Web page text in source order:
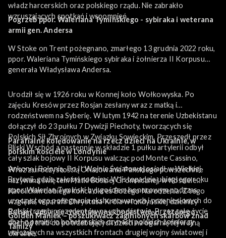
władz harcerskich oraz polskiego rządu. Nie zabrakło
wzruszających spotkań i wspomnień.
Pogrzeb ppor. Waleriana Tymińskiego - sybiraka i weterana
armii gen. Andersa
W Stoke on Trent pożegnano, zmarłego 13 grudnia 2022 roku,
ppor. Waleriana Tymińskiego sybiraka i żołnierza II Korpusu
generała Władysława Andersa.
Urodził się w 1926 roku w Konnej koło Wołkowyska. Po
zajęciu Kresów przez Rosjan zesłany wraz z matką i
rodzeństwem na Syberię. W lutym 1942 na terenie Uzbekistanu
dołączył do 23 pułku 7 Dywizji Piechoty, tworzących się
Polskich Sił Zbrojnych w Związku Sowieckim. Przeszedł przez
Bliski Wschód a następnie w składzie 1 pułku artylerii odbył
cały szlak bojowy II Korpusu walcząc pod Monte Cassino,
Ankoną i Bolonią. Po II Wojnie Światowej osiadł w Wielkiej
Brytanii, gdzie założył rodzinę. W listopadzie ubiegłego roku
ppor. Walerian Tymiński był gościem honorowym podczas
uroczystego pożegnania ekshumowanych i przeniesionych do
Polski trzech prezydentów na uchodźstwie. Przez całe życie
dbał o pamięć o bohaterskich czynach polskich żołnierzy
walczących na wszystkich frontach drugiej wojny światowej i
Parafialne kolędowanie na rzecz dzieci na Ukrainie, w
polskim kościele w Londynie
Wraz z uroczystością Ofiarowania Pańskiego powszechnie
nazywaną świętem Matki Boskiej Gromnicznej, w Kościele
Katolickim dobiega końca okres Bożego Narodzenia. Z tego
względu, w parafii Chrystusa Króla w londyńskiej dzielnicy
Balham, odbył się charytatywny koncert kolęd, z którego
dochód trafi do potrzebujących dzieci na ogarniętej wojną
Ukrainie.
Golden Maniek – poszukiwacz zaginionych skarbów znad
Tamizy